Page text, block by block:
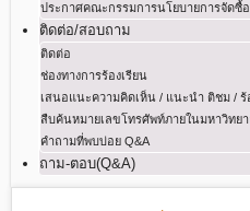
ประกาศคณะกรรมการนโยบายการจัดซื้
ติดต่อ/สอบถาม
ติดต่อ
ช่องทางการร้องเรียน
เสนอแนะความคิดเห็น / แนะนำ ติชม / ร้
สืบค้นหมายเลขโทรศัพท์ภายในมหาวิทย
คำถามที่พบบ่อย Q&A
ถาม-ตอบ(Q&A)